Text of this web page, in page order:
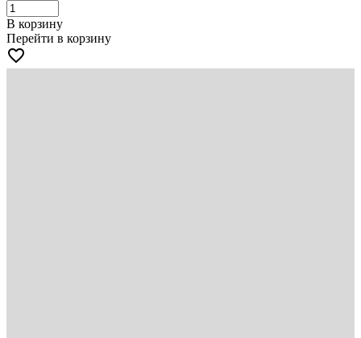
В корзину
Перейти в корзину
favorite_border